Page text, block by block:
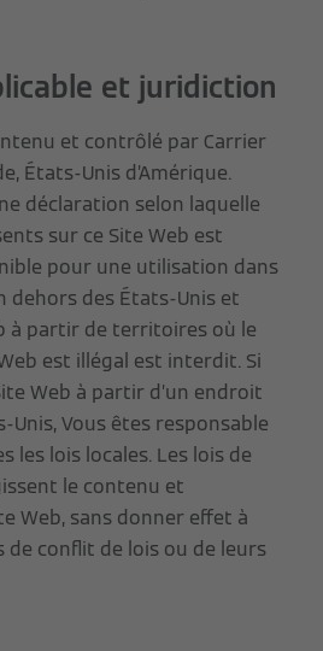
et juridiction
et contrôlé par Carrier
États-Unis d’Amérique.
déclaration selon laquelle
sur ce Site Web est
pour une utilisation dans
dehors des États-Unis et
à partir de territoires où le
est illégal est interdit. Si
Web à partir d’un endroit
Unis, Vous êtes responsable
les lois locales. Les lois de
le contenu et
Web, sans donner effet à
de conflit de lois ou de leurs